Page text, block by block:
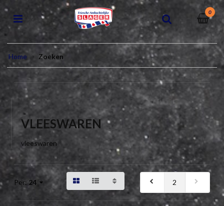
0
Home Zoeken
VLEESWAREN
vleeswaren
Per: 24 2